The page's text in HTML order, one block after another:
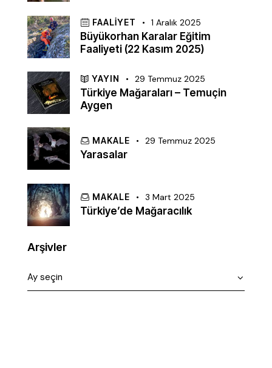
FAALIYET 1 Aralık 2025
Büyükorhan Karalar Eğitim
Faaliyeti (22 Kasım 2025)
YAYIN 29 Temmuz 2025
Türkiye Mağaraları – Temuçin
Aygen
MAKALE 29 Temmuz 2025
Yarasalar
MAKALE 3 Mart 2025
Türkiye’de Mağaracılık
Arşivler